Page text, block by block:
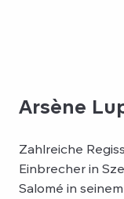
Arsène
Zahlreiche
Einbrecher in
Salomé in